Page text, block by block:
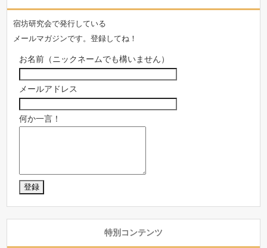
宿坊研究会で発行している
メールマガジンです。登録してね！
お名前（ニックネームでも構いません）
メールアドレス
何か一言！
特別コンテンツ